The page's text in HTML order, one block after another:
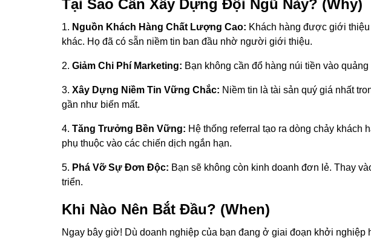
Tại Sao Cần Xây Dựng Đội Ngũ Này? (Why)
1. Nguồn Khách Hàng Chất Lượng Cao: Khách hàng được giới
khác. Họ đã có sẵn niềm tin ban đầu nhờ người giới thiệu.
2. Giảm Chi Phí Marketing: Bạn không cần đổ hàng núi tiền vào
3. Xây Dựng Niềm Tin Vững Chắc: Niềm tin là tài sản quý giá nhất
gần như biến mất.
4. Tăng Trưởng Bền Vững: Hệ thống referral tạo ra dòng chảy
phụ thuộc vào các chiến dịch ngắn hạn.
5. Phá Vỡ Sự Đơn Độc: Bạn sẽ không còn kinh doanh đơn lẻ. Thay
triển.
Khi Nào Nên Bắt Đầu? (When)
Ngay bây giờ! Dù doanh nghiệp của bạn đang ở giai đoạn khởi